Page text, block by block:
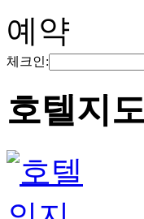
예약
체크인:
호텔지